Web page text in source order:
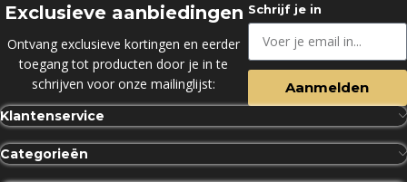
Exclusieve aanbiedingen
Ontvang exclusieve kortingen en eerder
toegang tot producten door je in te
schrijven voor onze mailinglijst:
Schrijf je in
Aanmelden
Klantenservice
Categorieën